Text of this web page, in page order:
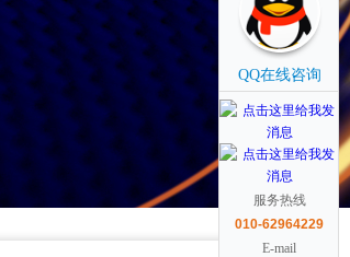
QQ在线咨询
服务热线
010-62964229
E-mail